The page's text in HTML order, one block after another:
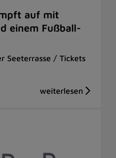
auf mit
einem Fußball-
Seeterrasse / Tickets